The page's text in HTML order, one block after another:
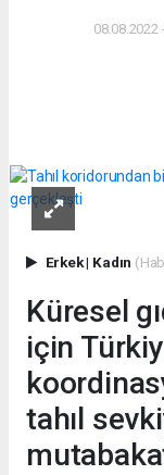
08.08.2022
Erkek| Kadın
Küresel
için
tahıl